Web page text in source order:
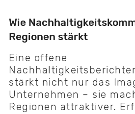
Wie
Regionen stärkt
Eine offene
stärkt nicht nur das
Unternehmen – sie
Regionen attraktiver.